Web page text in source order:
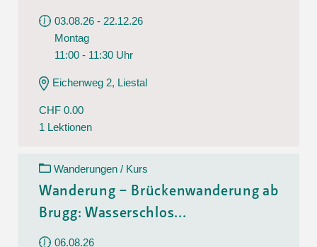
03.08.26 - 22.12.26
Montag
11:00 - 11:30 Uhr
Eichenweg 2, Liestal
CHF 0.00
1 Lektionen
Wanderungen / Kurs
Wanderung – Brückenwanderung ab
Brugg: Wasserschlos...
06.08.26